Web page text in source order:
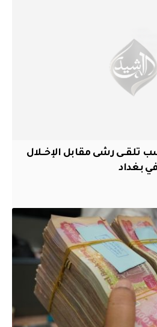
تلقــى رشى مقابل الإخــلال
في بغداد